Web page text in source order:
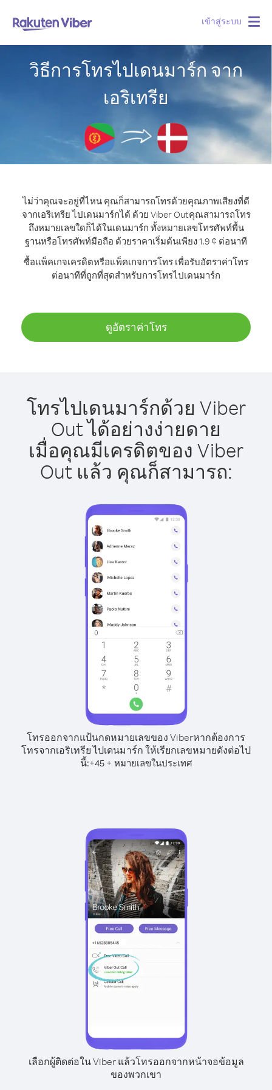
เข้าสู่ระบบ
วิธีการโทรไปเดนมาร์ก จาก
เอริเทรีย
ไม่ว่าคุณจะอยู่ที่ไหน คุณก็สามารถโทรด้วยคุณภาพเสียงที่ดี
จากเอริเทรีย ไปเดนมาร์กได้ ด้วย Viber Outคุณสามารถโทร
ถึงหมายเลขใดก็ได้ในเดนมาร์ก ทั้งหมายเลขโทรศัพท์พื้น
ฐานหรือโทรศัพท์มือถือ ด้วยราคาเริ่มต้นเพียง 1.9 ¢ ต่อนาที
ซื้อแพ็คเกจเครดิตหรือแพ็คเกจการโทร เพื่อรับอัตราค่าโทร
ต่อนาทีที่ถูกที่สุดสำหรับการโทรไปเดนมาร์ก
ดูอัตราค่าโทร
โทรไปเดนมาร์กด้วย Viber
Out ได้อย่างง่ายดาย
เมื่อคุณมีเครดิตของ Viber
Out แล้ว คุณก็สามารถ:
โทรออกจากแป้นกดหมายเลขของ Viberหากต้องการ
โทรจากเอริเทรีย ไปเดนมาร์ก ให้เรียกเลขหมายดังต่อไป
นี้:+45+ หมายเลขในประเทศ
เลือกผู้ติดต่อใน Viber แล้วโทรออกจากหน้าจอข้อมูล
ของพวกเขา